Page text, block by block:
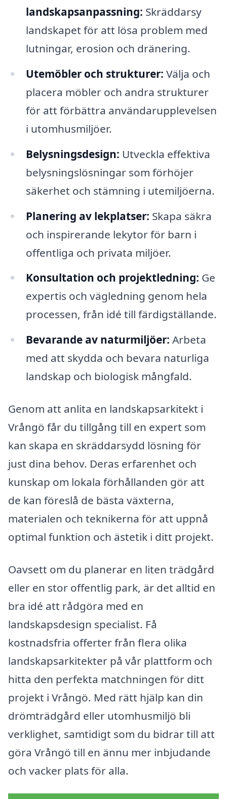
landskapsanpassning: Skräddarsy
landskapet för att lösa problem med
lutningar, erosion och dränering.
Utemöbler och strukturer: Välja och
placera möbler och andra strukturer
för att förbättra användarupplevelsen
i utomhusmiljöer.
Belysningsdesign: Utveckla effektiva
belysningslösningar som förhöjer
säkerhet och stämning i utemiljöerna.
Planering av lekplatser: Skapa säkra
och inspirerande lekytor för barn i
offentliga och privata miljöer.
Konsultation och projektledning: Ge
expertis och vägledning genom hela
processen, från idé till färdigställande.
Bevarande av naturmiljöer: Arbeta
med att skydda och bevara naturliga
landskap och biologisk mångfald.
Genom att anlita en landskapsarkitekt i
Vrångö får du tillgång till en expert som
kan skapa en skräddarsydd lösning för
just dina behov. Deras erfarenhet och
kunskap om lokala förhållanden gör att
de kan föreslå de bästa växterna,
materialen och teknikerna för att uppnå
optimal funktion och ästetik i ditt projekt.
Oavsett om du planerar en liten trädgård
eller en stor offentlig park, är det alltid en
bra idé att rådgöra med en
landskapsdesign specialist. Få
kostnadsfria offerter från flera olika
landskapsarkitekter på vår plattform och
hitta den perfekta matchningen för ditt
projekt i Vrångö. Med rätt hjälp kan din
drömträdgård eller utomhusmiljö bli
verklighet, samtidigt som du bidrar till att
göra Vrångö till en ännu mer inbjudande
och vacker plats för alla.